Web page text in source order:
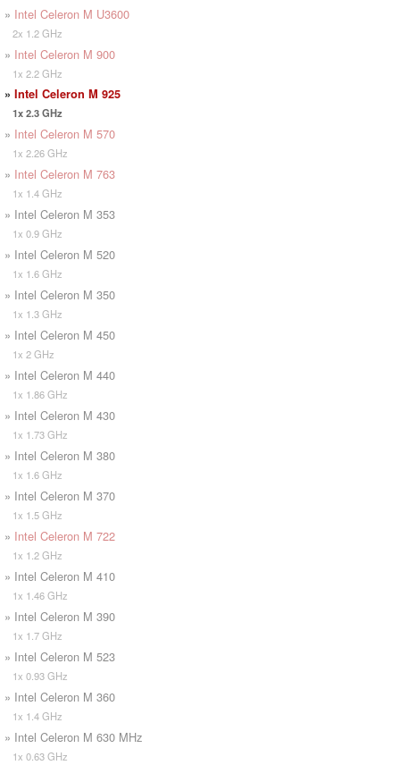
» Intel Celeron M U3600
2x 1.2 GHz
» Intel Celeron M 900
1x 2.2 GHz
» Intel Celeron M 925
1x 2.3 GHz
» Intel Celeron M 570
1x 2.26 GHz
» Intel Celeron M 763
1x 1.4 GHz
» Intel Celeron M 353
1x 0.9 GHz
» Intel Celeron M 520
1x 1.6 GHz
» Intel Celeron M 350
1x 1.3 GHz
» Intel Celeron M 450
1x 2 GHz
» Intel Celeron M 440
1x 1.86 GHz
» Intel Celeron M 430
1x 1.73 GHz
» Intel Celeron M 380
1x 1.6 GHz
» Intel Celeron M 370
1x 1.5 GHz
» Intel Celeron M 722
1x 1.2 GHz
» Intel Celeron M 410
1x 1.46 GHz
» Intel Celeron M 390
1x 1.7 GHz
» Intel Celeron M 523
1x 0.93 GHz
» Intel Celeron M 360
1x 1.4 GHz
» Intel Celeron M 630 MHz
1x 0.63 GHz